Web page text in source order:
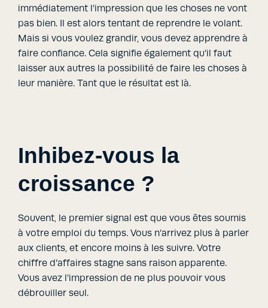
immédiatement l’impression que les choses ne vont
pas bien. Il est alors tentant de reprendre le volant.
Mais si vous voulez grandir, vous devez apprendre à
faire confiance. Cela signifie également qu’il faut
laisser aux autres la possibilité de faire les choses à
leur manière. Tant que le résultat est là.
Inhibez-vous la
croissance ?
Souvent, le premier signal est que vous êtes soumis
à votre emploi du temps. Vous n’arrivez plus à parler
aux clients, et encore moins à les suivre. Votre
chiffre d’affaires stagne sans raison apparente.
Vous avez l’impression de ne plus pouvoir vous
débrouiller seul.